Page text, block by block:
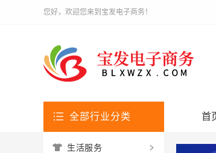
您好，欢迎您来到宝发电子商务！
全部行业分类 首
生活服务